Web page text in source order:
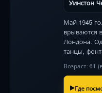
Уинстон
Май 1945-
врываются
Лондона.
танцы,
Возраст: 61
Где